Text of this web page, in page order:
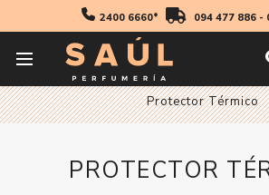
2400 6660* 094 477 886-
Inicio Profesionales
Protector Térmico
PROTECTOR